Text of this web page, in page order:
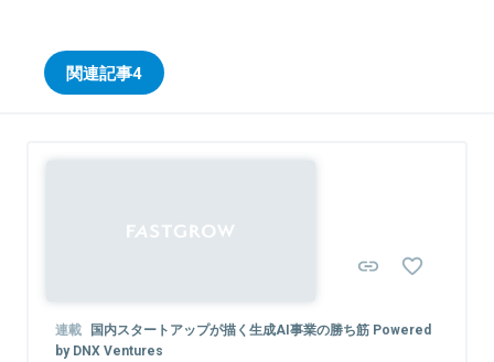
関連記事4
連載 国内スタートアップが描く生成AI事業の勝ち筋 Powered
by DNX Ventures